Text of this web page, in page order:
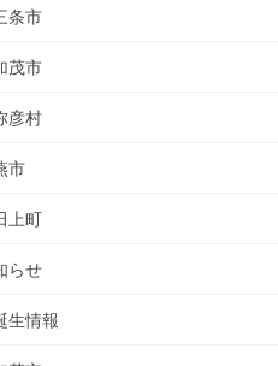
条市
茂市
彦村
市
上町
らせ
生情報